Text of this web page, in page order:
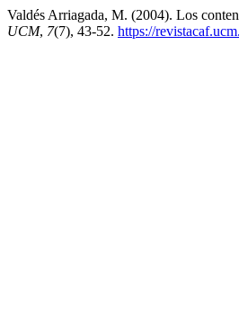
Valdés Arriagada, M. (2004). Los
UCM, 7(7), 43-52. https://